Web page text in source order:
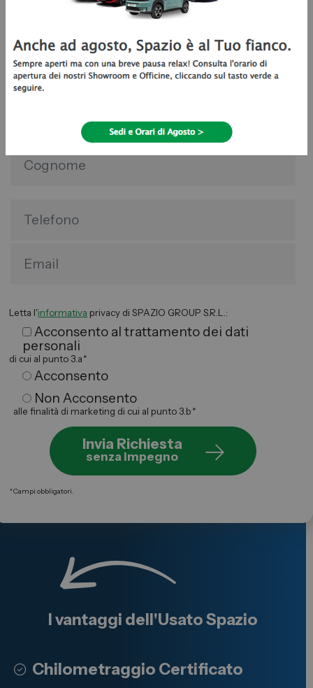
Ricevere informazioni
Prenotare un test drive
Hai un usato da permutare? Clicca qui!
Letta l'informativa privacy di SPAZIO GROUP S.R.L.:
Acconsento al trattamento dei dati
personali
di cui al punto 3.a*
Acconsento
Non Acconsento
alle finalità di marketing di cui al punto 3.b*
Invia Richiesta
senza impegno
*Campi obbligatori.
I vantaggi dell'UsatoSpazio
Chilometraggio Certificato